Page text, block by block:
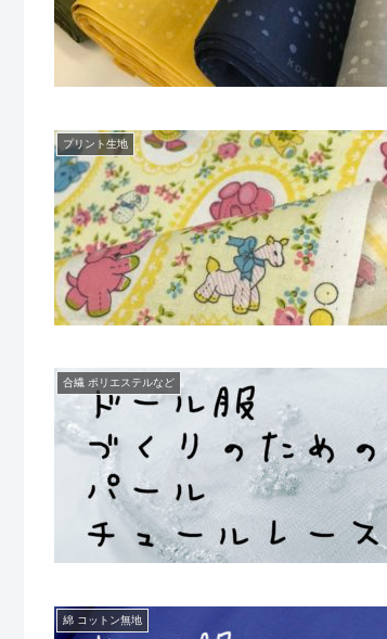
プリント生地
合繊 ポリエステルなど
綿 コットン無地